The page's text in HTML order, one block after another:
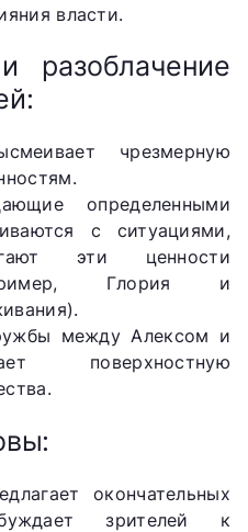
власти.
чрезмерную
определенными
с ситуациями,
эти ценности
Глория и
между Алексом и
поверхностную
окончательных
зрителей к